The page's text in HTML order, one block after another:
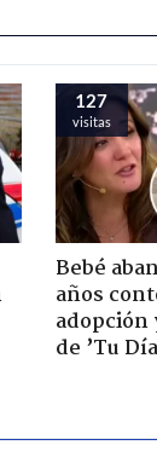
127
visitas
Bebé
años
adopción
de ’Tu